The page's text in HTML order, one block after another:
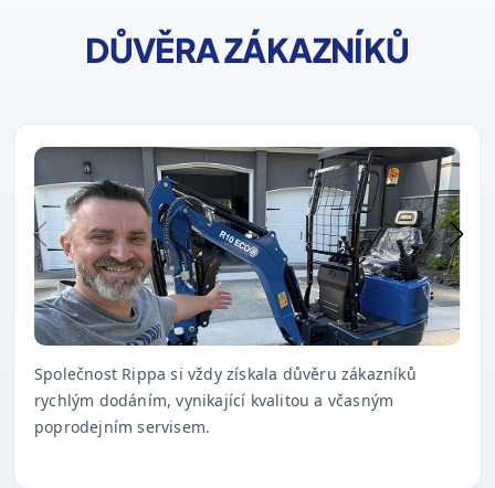
DŮVĚRA ZÁKAZNÍKŮ
Společnost Rippa si vždy získala důvěru zákazníků
rychlým dodáním, vynikající kvalitou a včasným
poprodejním servisem.